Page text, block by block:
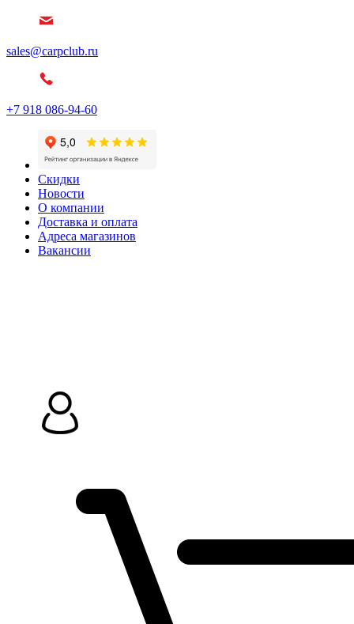
sales@carpclub.ru
+7 918 086-94-60
Скидки
Новости
О компании
Доставка и оплата
Адреса магазинов
Вакансии